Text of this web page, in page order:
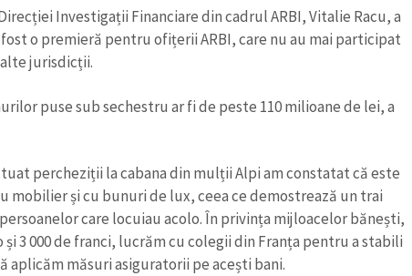
Investigații Financiare din cadrul ARBI, Vitalie Racu, a
o premieră pentru ofițerii ARBI, care nu au mai participat
jurisdicții.
puse sub sechestru ar fi de peste 110 milioane de lei, a
percheziții la cabana din mulții Alpi am constatat că este
mobilier și cu bunuri de lux, ceea ce demostrează un trai
care locuiau acolo. În privința mijloacelor bănești,
și 3 000 de franci, lucrăm cu colegii din Franța pentru a stabili
aplicăm măsuri asiguratorii pe acești bani.